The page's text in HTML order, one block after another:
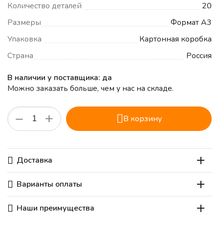
Количество деталей
20
Размеры
Формат А3
Упаковка
Картонная коробка
Страна
Россия
В наличии у поставщика: да
Можно заказать больше, чем у нас на складе.
+
− В корзину
Доставка
Варианты оплаты
Наши преимущества